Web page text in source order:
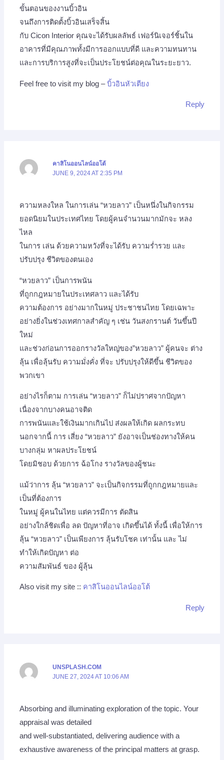
ขั้นตอนของงานบิ้วอิน
จนถึงการติดตั้งบิ้วอินเสร็จสิ้น
กับ Cicon Interior คุณจะได้รับผลลัพธ์ เฟอร์นิเจอร์ชิ้นใน
อาคารที่มีคุณภาพทั้งมีการออกแบบที่ดี และความทนทาน
และการบริการสูงที่จะเป็นประโยชน์ต่อคุณในระยะยาว.
Feel free to visit my blog –บิ้วอินหัวเตียง
Reply
คาสิโนออนไลน์ออโต้
JUNE 9, 2024 AT 2:35 PM
ความหลงใหล ในการเล่น “หวยลาว” เป็นหนึ่งในกิจกรรม
ยอดนิยมในประเทศไทย โดยผู้คนจำนวนมากมักจะ หลง
ไหล
ในการ เล่น ด้วยความหวังที่จะได้รับ ความร่ำรวย และ
ปรับปรุง ชีวิตของตนเอง
“หวยลาว” เป็นการพนัน
ที่ถูกกฎหมายในประเทศลาว และได้รับ
ความต้องการ อย่างมากในหมู่ ประชาชนไทย โดยเฉพาะ
อย่างยิ่งในช่วงเทศกาลสำคัญ ๆ เช่น วันสงกรานต์ วันขึ้นปี
ใหม่
และช่วงก่อนการออกรางวัลใหญ่ของ”หวยลาว” ผู้คนจะ ต่าง
ลุ้น เพื่อลุ้นรับ ความมั่งคั่ง ที่จะ ปรับปรุงให้ดีขึ้น ชีวิตของ
พวกเขา
อย่างไรก็ตาม การเล่น “หวยลาว” ก็ไม่ปราศจากปัญหา
เนื่องจากบางคนอาจติด
การพนันและใช้เงินมากเกินไป ส่งผลให้เกิด ผลกระทบ
นอกจากนี้ การ เสี่ยง “หวยลาว” ยังอาจเป็นช่องทางให้คน
บางกลุ่ม หาผลประโยชน์
โดยมิชอบ ด้วยการ ฉ้อโกง รางวัลของผู้ชนะ
แม้ว่าการ ลุ้น “หวยลาว” จะเป็นกิจกรรมที่ถูกกฎหมายและ
เป็นที่ต้องการ
ในหมู่ ผู้คนในไทย แต่ควรมีการ ตัดสิน
อย่างใกล้ชิดเพื่อ ลด ปัญหาที่อาจ เกิดขึ้นได้ ทั้งนี้ เพื่อให้การ
ลุ้น “หวยลาว” เป็นเพียงการ ลุ้นรับโชค เท่านั้น และ ไม่
ทำให้เกิดปัญหา ต่อ
ความสัมพันธ์ ของ ผู้ลุ้น
Also visit my site :: คาสิโนออนไลน์ออโต้
Reply
UNSPLASH.COM
JUNE 27, 2024 AT 10:06 AM
Absorbing and illuminating exploration of the topic. Your
appraisal was detailed
and well-substantiated, delivering audience with a
exhaustive awareness of the principal matters at grasp.